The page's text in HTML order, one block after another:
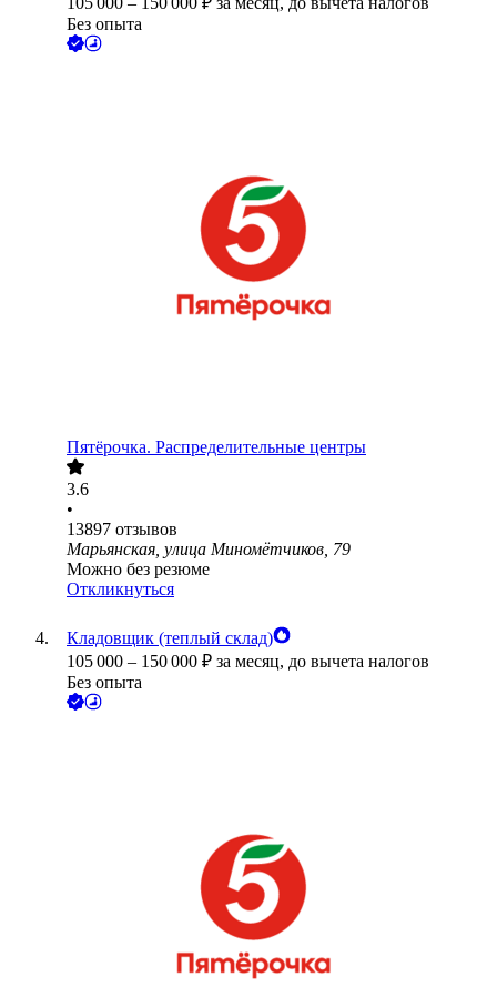
Без опыта
Пятёрочка. Распределительные центры
3.6
•
13897 отзывов
Марьянская, улица Миномётчиков, 79
Можно без резюме
Откликнуться
Кладовщик (теплый склад)
105 000 – 150 000 ₽ за месяц, до вычета налогов
Без опыта